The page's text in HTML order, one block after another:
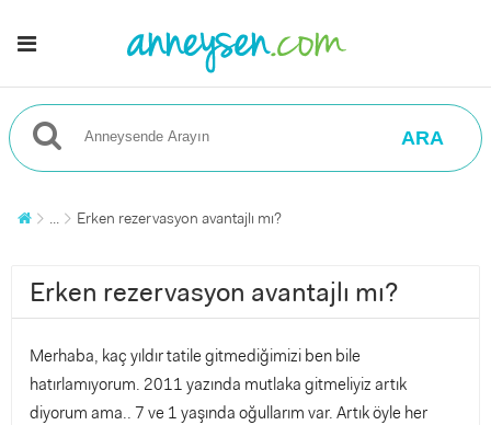
ARA
... Erken rezervasyon avantajlı mı?
Erken rezervasyon avantajlı mı?
Merhaba, kaç yıldır tatile gitmediğimizi ben bile
hatırlamıyorum. 2011 yazında mutlaka gitmeliyiz artık
diyorum ama.. 7 ve 1 yaşında oğullarım var. Artık öyle her